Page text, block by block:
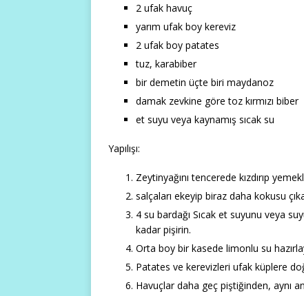
2 ufak havuç
yarım ufak boy kereviz
2 ufak boy patates
tuz, karabiber
bir demetin üçte biri maydanoz
damak zevkine göre toz kırmızı biber
et suyu veya kaynamış sıcak su
Yapılışı:
Zeytinyağını tencerede kızdırıp
salçaları ekeyip biraz daha kokusu
4 su bardağı Sıcak et suyunu veya
kadar pişirin.
Orta boy bir kasede limonlu su
Patates ve kerevizleri ufak küplere
Havuçlar daha geç piştiğinden, aynı